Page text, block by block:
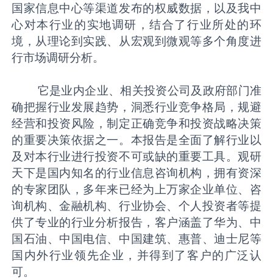
国家信息中心等渠道发布的权威数据，以及我中
心对本行业的实地调研，结合了行业所处的环
境，从理论到实践、从宏观到微观等多个角度进
行市场调研分析。
它是业内企业、相关投资公司及政府部门准
确把握行业发展趋势，洞悉行业竞争格局，规避
经营和投资风险，制定正确竞争和投资战略决策
的重要决策依据之一。本报告是全面了解行业以
及对本行业进行投资不可或缺的重要工具。观研
天下是国内知名的行业信息咨询机构，拥有资深
的专家团队，多年来已经为上万家企业单位、咨
询机构、金融机构、行业协会、个人投资者等提
供了专业的行业分析报告，客户涵盖了华为、中
国石油、中国电信、中国建筑、惠普、迪士尼等
国内外行业领先企业，并得到了客户的广泛认
可。